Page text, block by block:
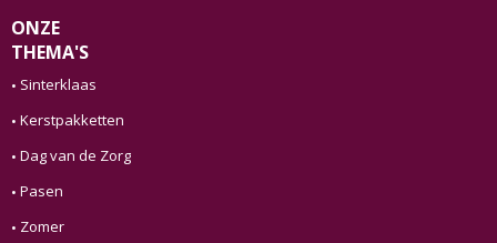
ONZE
THEMA'S
Sinterklaas
Kerstpakketten
Dag van de Zorg
Pasen
Zomer